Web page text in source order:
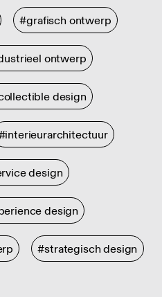
#grafisch ontwerp
ontwerp
design
design
design
#strategisch design